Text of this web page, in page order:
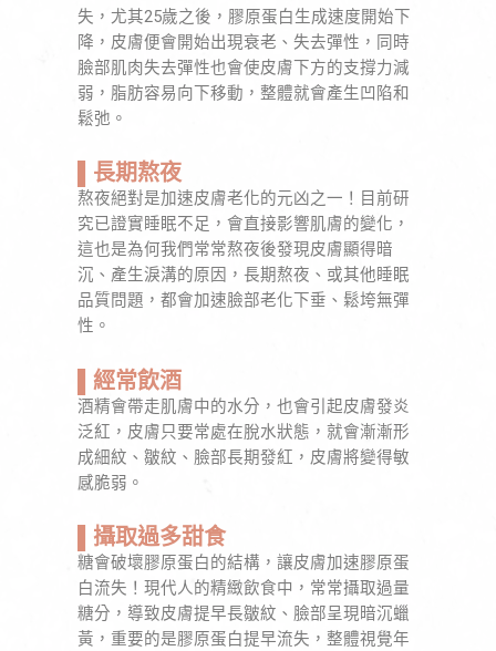
失，尤其25歲之後，膠原蛋白生成速度開始下
降，皮膚便會開始出現衰老、失去彈性，同時
臉部肌肉失去彈性也會使皮膚下方的支撐力減
弱，脂肪容易向下移動，整體就會產生凹陷和
鬆弛。
▌長期熬夜
熬夜絕對是加速皮膚老化的元凶之一！目前研
究已證實睡眠不足，會直接影響肌膚的變化，
這也是為何我們常常熬夜後發現皮膚顯得暗
沉、產生淚溝的原因，長期熬夜、或其他睡眠
品質問題，都會加速臉部老化下垂、鬆垮無彈
性。
▌經常飲酒
酒精會帶走肌膚中的水分，也會引起皮膚發炎
泛紅，皮膚只要常處在脫水狀態，就會漸漸形
成細紋、皺紋、臉部長期發紅，皮膚將變得敏
感脆弱。
▌攝取過多甜食
糖會破壞膠原蛋白的結構，讓皮膚加速膠原蛋
白流失！現代人的精緻飲食中，常常攝取過量
糖分，導致皮膚提早長皺紋、臉部呈現暗沉蠟
黃，重要的是膠原蛋白提早流失，整體視覺年